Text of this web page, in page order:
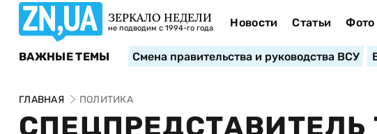
ЗЕРКАЛО НЕДЕЛИ
не подводим с 1994-го года Новости Статьи Фото
ВАЖНЫЕ ТЕМЫ Смена правительства и руководства ВСУ
ГЛАВНАЯ ПОЛИТИКА
СПЕЦПРЕДСТАВИТЕЛЬ